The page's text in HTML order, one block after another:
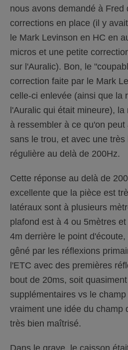
nous avons demandé à Fred
corrections en place (il y
le Mark Levinson en HC en
micros et une petite
sur l'Auralic). Bon, le
correction faite par le Mark
celle-ci enlevée (ainsi que la
l'Auralic qui était mineure),
à ressembler à ce qu'on
sans le trou, et avec une très
régulière au delà de 200Hz.
Cette réponse au delà de
excellente que la pièce est
latéraux sont à plusieurs
plafond est à 4 ou 5mètres
4m derrière le point
gêné par les réflexions
l'ETC avec des premières
bout de 20ms, soit
supplémentaires vs le
vraiment une idée du champ
très bien maîtrisé.
Dans le grave, le caisson